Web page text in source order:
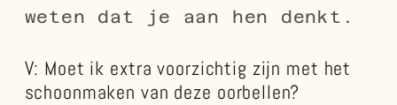
weten dat je aan hen denkt.
V: Moet ik extra voorzichtig zijn met het
schoonmaken van deze oorbellen?